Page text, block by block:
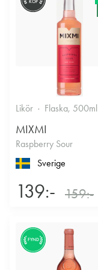
KÖP
Likör Flaska, 500ml
MIXMI
Raspberry Sour
Sverige
139:- 159:-
FYND